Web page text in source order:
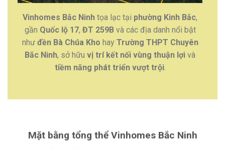
Vinhomes Bắc Ninh tọa lạc tại phường Kinh Bắc,
gần Quốc lộ 17, ĐT 259Bvà các địa danh nổi bật
như đền Bà Chúa Kho hay Trường THPT Chuyên
Bắc Ninh, sở hữu vị trí kết nối vùng thuận lợi và
tiềm năng phát triển vượt trội.
Mặt bằng tổng thể Vinhomes Bắc Ninh